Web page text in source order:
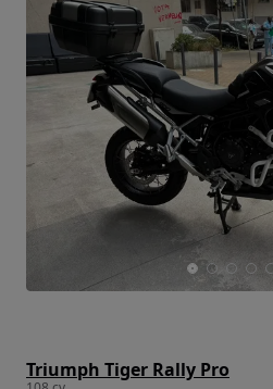
Triumph Tiger Rally Pro